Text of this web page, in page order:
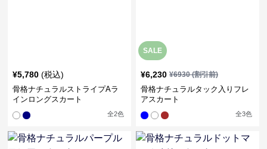
¥5,780 (税込)
骨格ナチュラルストライプAラ
インロングスカート
全2色
SALE
¥6,230 ¥6930(割引前)
骨格ナチュラルタック入りフレ
アスカート
全3色